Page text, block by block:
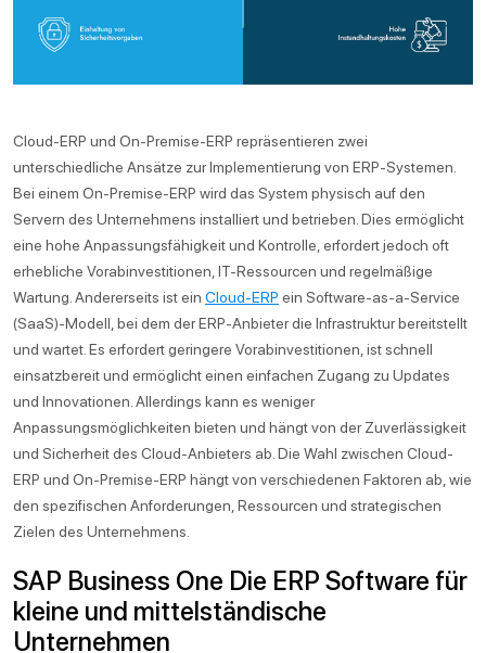
Cloud-ERP und On-Premise-ERP repräsentieren zwei
unterschiedliche Ansätze zur Implementierung von ERP-Systemen.
Bei einem On-Premise-ERP wird das System physisch auf den
Servern des Unternehmens installiert und betrieben. Dies ermöglicht
eine hohe Anpassungsfähigkeit und Kontrolle, erfordert jedoch oft
erhebliche Vorabinvestitionen, IT-Ressourcen und regelmäßige
Wartung. Andererseits ist ein Cloud-ERP ein Software-as-a-Service
(SaaS)-Modell, bei dem der ERP-Anbieter die Infrastruktur bereitstellt
und wartet. Es erfordert geringere Vorabinvestitionen, ist schnell
einsatzbereit und ermöglicht einen einfachen Zugang zu Updates
und Innovationen. Allerdings kann es weniger
Anpassungsmöglichkeiten bieten und hängt von der Zuverlässigkeit
und Sicherheit des Cloud-Anbieters ab. Die Wahl zwischen Cloud-
ERP und On-Premise-ERP hängt von verschiedenen Faktoren ab, wie
den spezifischen Anforderungen, Ressourcen und strategischen
Zielen des Unternehmens.
SAP Business One Die ERP Software für
kleine und mittelständische
Unternehmen